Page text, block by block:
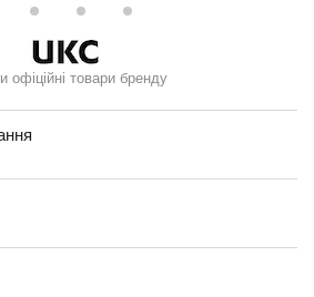
офіційні товари бренду